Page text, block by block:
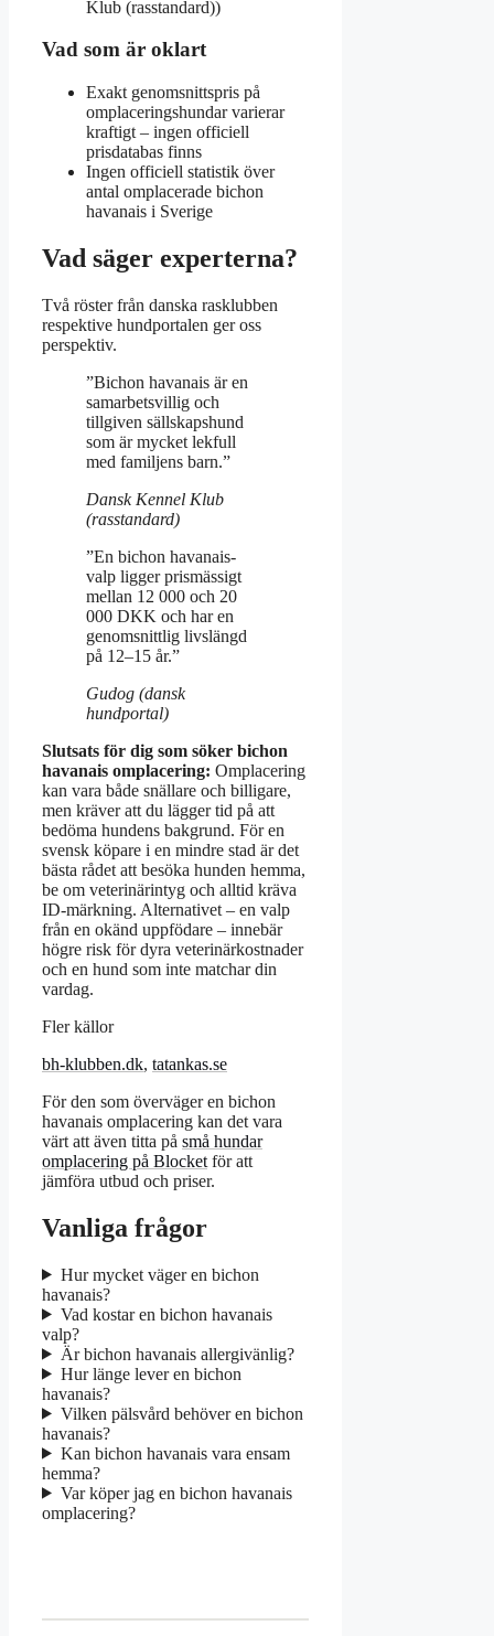
Klub (rasstandard))
Vad som är oklart
Exakt genomsnittspris på
omplaceringshundar varierar
kraftigt – ingen officiell
prisdatabas finns
Ingen officiell statistik över
antal omplacerade bichon
havanais i Sverige
Vad säger experterna?
Två röster från danska rasklubben
respektive hundportalen ger oss
perspektiv.
”Bichon havanais är en
samarbetsvillig och
tillgiven sällskapshund
som är mycket lekfull
med familjens barn.”
Dansk Kennel Klub
(rasstandard)
”En bichon havanais-
valp ligger prismässigt
mellan 12 000 och 20
000 DKK och har en
genomsnittlig livslängd
på 12–15 år.”
Gudog (dansk
hundportal)
Slutsats för dig som söker bichon
havanais omplacering: Omplacering
kan vara både snällare och billigare,
men kräver att du lägger tid på att
bedöma hundens bakgrund. För en
svensk köpare i en mindre stad är det
bästa rådet att besöka hunden hemma,
be om veterinärintyg och alltid kräva
ID-märkning. Alternativet – en valp
från en okänd uppfödare – innebär
högre risk för dyra veterinärkostnader
och en hund som inte matchar din
vardag.
Fler källor
bh-klubben.dk, tatankas.se
För den som överväger en bichon
havanais omplacering kan det vara
värt att även titta på små hundar
omplacering på Blocket för att
jämföra utbud och priser.
Vanliga frågor
Hur mycket väger en bichon
havanais?
Vad kostar en bichon havanais
valp?
Är bichon havanais allergivänlig?
Hur länge lever en bichon
havanais?
Vilken pälsvård behöver en bichon
havanais?
Kan bichon havanais vara ensam
hemma?
Var köper jag en bichon havanais
omplacering?